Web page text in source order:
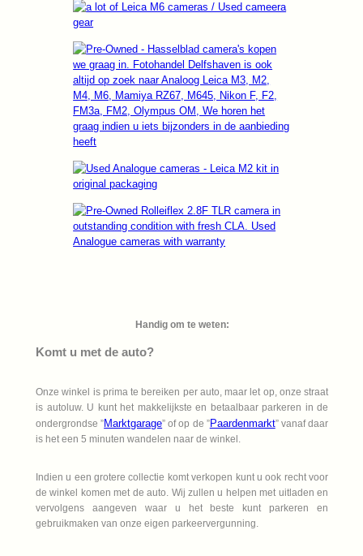
Handig om te weten:
Komt u met de auto?
Onze winkel is prima te bereiken per auto, maar let op, onze straat
is autoluw. U kunt het makkelijkste en betaalbaar parkeren in de
ondergrondse ”Marktgarage” of op de ”Paardenmarkt” vanaf daar
is het een 5 minuten wandelen naar de winkel.
Indien u een grotere collectie komt verkopen kunt u ook recht voor
de winkel komen met de auto. Wij zullen u helpen met uitladen en
vervolgens aangeven waar u het beste kunt parkeren en
gebruikmaken van onze eigen parkeervergunning.